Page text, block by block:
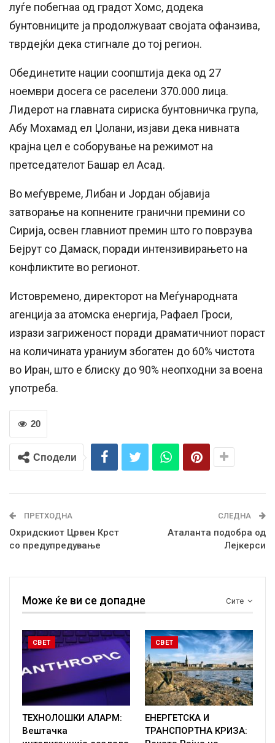
луѓе побегнаа од градот Хомс, додека
бунтовниците ја продолжуваат својата офанзива,
тврдејќи дека стигнале до тој регион.
Обединетите нации соопштија дека од 27
ноември досега се раселени 370.000 лица.
Лидерот на главната сириска бунтовничка група,
Абу Мохамад ел Џолани, изјави дека нивната
крајна цел е соборување на режимот на
претседателот Башар ел Асад.
Во меѓувреме, Либан и Јордан објавија
затворање на копнените гранични премини со
Сирија, освен главниот премин што го поврзува
Бејрут со Дамаск, поради интензивирањето на
конфликтите во регионот.
Истовремено, директорот на Меѓународната
агенција за атомска енергија, Рафаел Гроси,
изрази загриженост поради драматичниот пораст
на количината ураниум збогатен до 60% чистота
во Иран, што е блиску до 90% неопходни за воена
употреба.
20
Сподели
ПРЕТХОДНА
Охридскиот Црвен Крст
со предупредување
СЛЕДНА
Аталанта подобра од
Лејкерси
Сите
Може ќе ви се допадне
СВЕТ
ТЕХНОЛОШКИ АЛАРМ:
Вештачка
СВЕТ
ЕНЕРГЕТСКА И
ТРАНСПОРТНА КРИЗА: